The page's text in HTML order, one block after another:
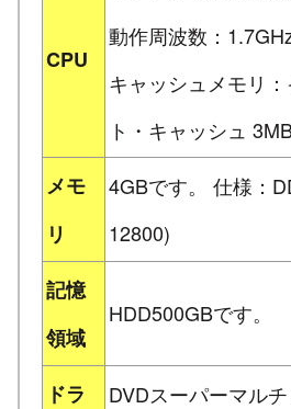
CPU
動作周波数：
キャッシュメモリ
ト・キャッシュ
メモ
リ
4GBです。 仕様：
12800)
記憶
領域
HDD500GBです。
ドラ
DVDスーパーマル